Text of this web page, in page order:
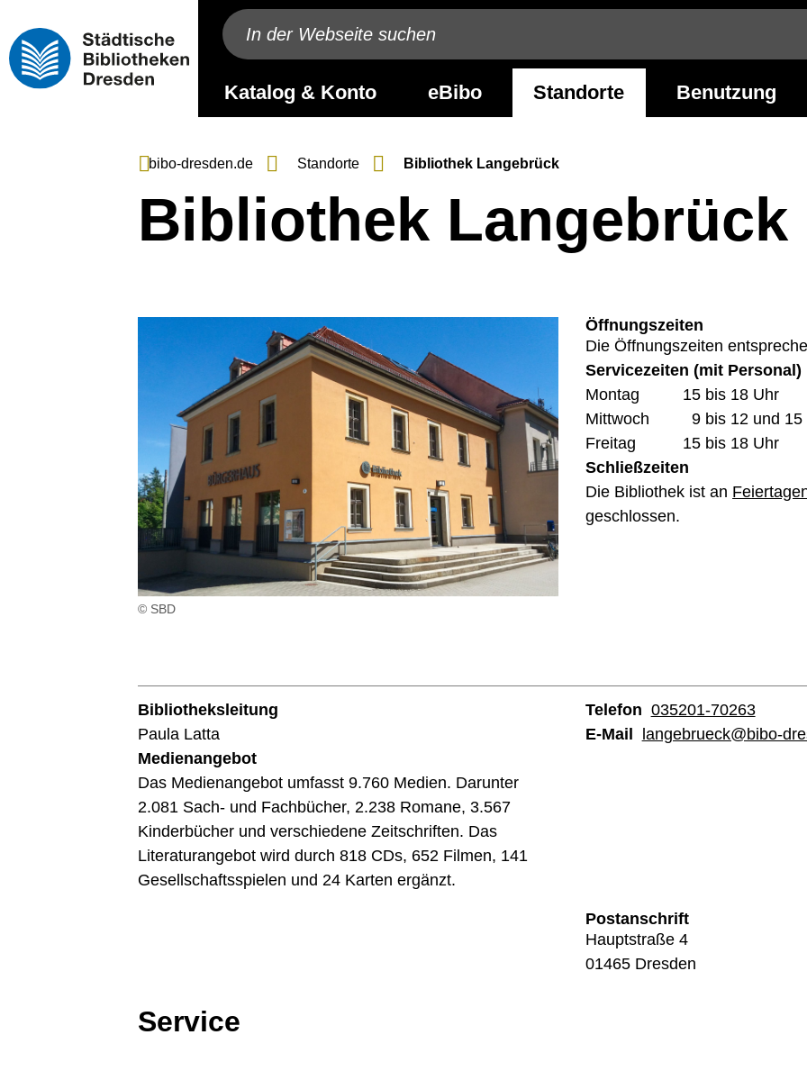
Katalog & Konto eBibo Standorte Benutzung
bibo-dresden.de Standorte Bibliothek Langebrück
Bibliothek Langebrück
© SBD
Öffnungszeiten
Die Öffnungszeiten
Servicezeiten (mit Personal)
Montag
15 bis 18 Uhr
Mittwoch
9 bis 12 und
Freitag
15 bis 18 Uhr
Schließzeiten
Die Bibliothek ist an
geschlossen.
Bibliotheksleitung
Paula Latta
Medienangebot
Das Medienangebot umfasst 9.760 Medien. Darunter
2.081 Sach- und Fachbücher, 2.238 Romane, 3.567
Kinderbücher und verschiedene Zeitschriften. Das
Literaturangebot wird durch 818 CDs, 652 Filmen, 141
Gesellschaftsspielen und 24 Karten ergänzt.
Telefon 035201-70263
E-Mail
langebrueck@bibo-
Postanschrift
Hauptstraße 4
01465 Dresden
Service